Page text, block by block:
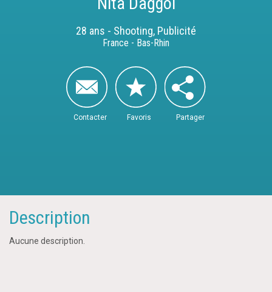
28 ans - Shooting, Publicité
France - Bas-Rhin
Contacter Favoris Partager
Description
Aucune description.